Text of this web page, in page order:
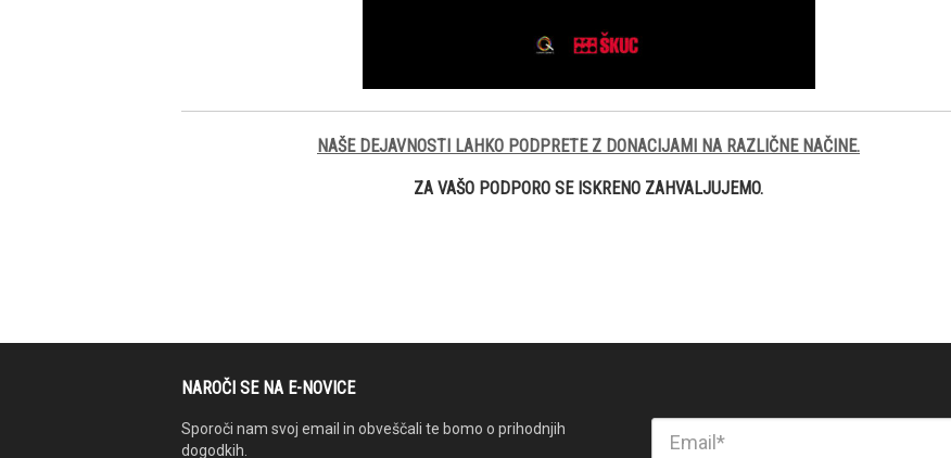
NAŠE DEJAVNOSTI LAHKO PODPRETE Z DONACIJAMI NA RAZLIČNE NAČINE.
ZA VAŠO PODPORO SE ISKRENO ZAHVALJUJEMO.
NAROČI SE NA E-NOVICE
Sporoči nam svoj email in obveščali te bomo o prihodnjih
dogodkih.